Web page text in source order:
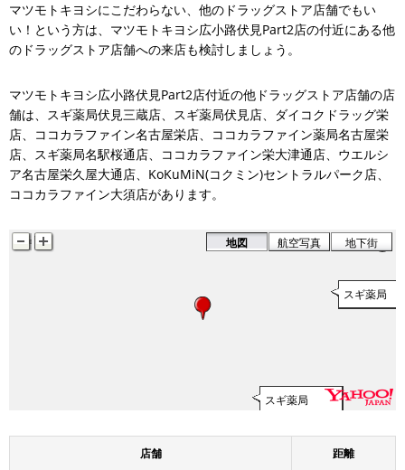
マツモトキヨシにこだわらない、他のドラッグストア店舗でもい
い！という方は、マツモトキヨシ広小路伏見Part2店の付近にある他
のドラッグストア店舗への来店も検討しましょう。
マツモトキヨシ広小路伏見Part2店付近の他ドラッグストア店舗の店
舗は、スギ薬局伏見三蔵店、スギ薬局伏見店、ダイコクドラッグ栄
店、ココカラファイン名古屋栄店、ココカラファイン薬局名古屋栄
店、スギ薬局名駅桜通店、ココカラファイン栄大津通店、ウエルシ
ア名古屋栄久屋大通店、KoKuMiN(コクミン)セントラルパーク店、
ココカラファイン大須店があります。
スギ薬局
スギ薬局
地図 航空写真 地下街
店舗 距離